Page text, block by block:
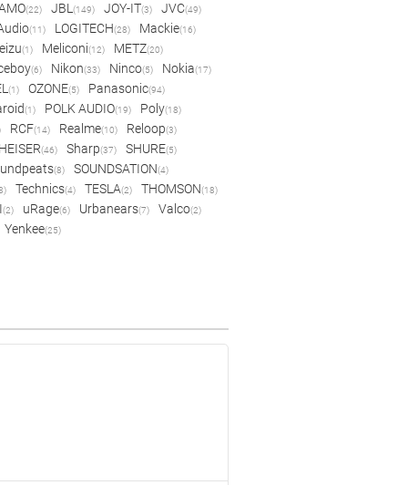
(22) JBL(149) JOY-IT(3) JVC(49)
(11) LOGITECH(28) Mackie(16)
(1) Meliconi(12) METZ(20)
(6) Nikon(33) Ninco(5) Nokia(17)
(1) OZONE(5) Panasonic(94)
(1) POLK AUDIO(19) Poly(18)
RCF(14) Realme(10) Reloop(3)
(46) Sharp(37) SHURE(5)
(8) SOUNDSATION(4)
Technics(4) TESLA(2) THOMSON(18)
(2) uRage(6) Urbanears(7) Valco(2)
Yenkee(25)